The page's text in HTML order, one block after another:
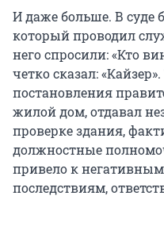
И даже больше. В суде
который проводил
него спросили: «Кто
четко сказал:
постановления
жилой дом, отдавал
проверке здания,
должностные
привело к негативным
последствиям,